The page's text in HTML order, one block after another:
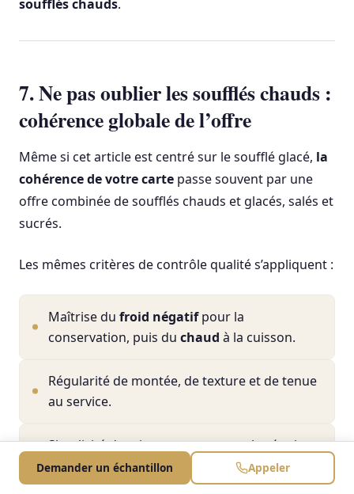
soufflés chauds.
7. Ne pas oublier les soufflés chauds :
cohérence globale de l’offre
Même si cet article est centré sur le soufflé glacé, la
cohérence de votre carte passe souvent par une
offre combinée de soufflés chauds et glacés, salés et
sucrés.
Les mêmes critères de contrôle qualité s’appliquent :
Maîtrise du froid négatifpour la
conservation, puis du chaud à la cuisson.
Régularité de montée, de texture et de tenue
au service.
Simplicité de mise en œuvre pour les équipes
(temps de cuisson, tolérance aux petites
variations de four).
Demander un échantillon Appeler